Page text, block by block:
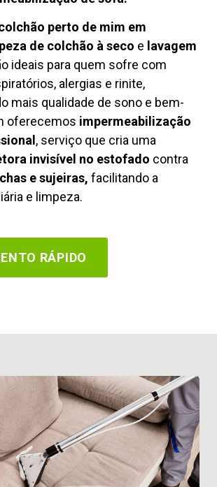
perto de mim em
de colchão à seco e lavagem
ideais para quem sofre com
alergias e rinite,
mais qualidade de sono e bem-
oferecemos impermeabilização
, serviço que cria uma
invisível no estofado contra
e sujeiras, facilitando a
e limpeza.
RÁPIDO